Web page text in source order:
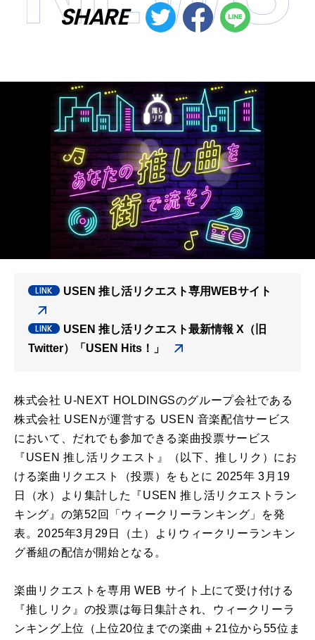
SHARE
USEN 推し活リクエスト専用WEBサイト
USEN 推し活リクエスト最新情報 X（旧
Twitter）「USEN Hits！」
株式会社 U-NEXT HOLDINGSのグループ会社である
株式会社 USENが運営する USEN 音楽配信サービス
において、だれでも参加できる楽曲投票サービス
『USEN 推し活リクエスト』（以下、推しリク）にお
ける楽曲リクエスト（投票）をもとに 2025年 3月19
日（水）より集計した『USEN 推し活リクエストラン
キング』の第52回「ウィークリーランキング」を発
表。2025年3月29日（土）よりウィークリーランキン
グ番組の配信が開始となる。
楽曲リクエストを専用 WEB サイト上にて受け付ける
『推しリク』の投票は毎日集計され、ウィークリーラ
ンキング上位（上位20位までの楽曲＋21位から55位ま